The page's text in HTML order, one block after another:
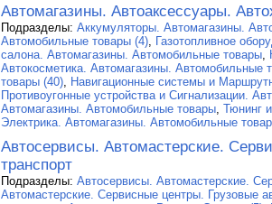
Автомагазины. Автоаксессуары.
Подразделы: Аккумуляторы. Автомагазины.
Автомобильные товары (4), Газотопливное
салона. Автомагазины. Автомобильные товары,
Автокосметика. Автомагазины. Автомобильные
товары (40), Навигационные системы и
Противоугонные устройства и Сигнализации.
Автомагазины. Автомобильные товары, Тюнинг
Электрика. Автомагазины. Автомобильные
Автосервисы. Автомастерские.
транспорт
Подразделы: Автосервисы. Автомастерские.
Автомастерские. Сервисные центры. Грузовые